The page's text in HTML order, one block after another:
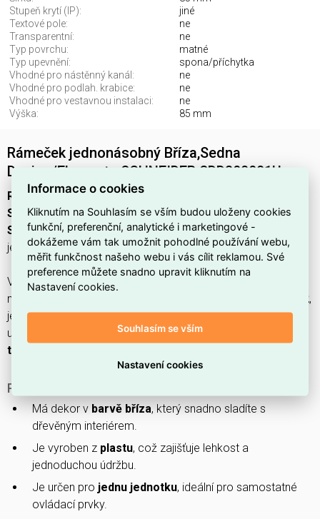
Stupeň krytí (IP):
jiné
Textové pole:
ne
Transparentní:
ne
Typ povrchu:
matné
Typ upevnění:
spona/příchytka
Vhodné pro nástěnný kanál:
ne
Vhodné pro podlah. krabice:
ne
Vhodné pro vestavnou instalaci:
ne
Výška:
85 mm
Rámeček jednonásobný Bříza,Sedna
Design/Elements SCHNEIDER SDD380801U
Rámeček jednonásobný Bříza, Sedna Design/Elements
SCHNEIDER SDD380801U (EAN: 3606487524953) z řady
Sedna / Sedna Elementsje určen pro estetické osazení
jednoho modulu a dodáván vpočtu jednotek: 1.
Vyroben ztermoplastu matným
má rozměry
mechanickou ochranu: IK02,
je
bez halogenů, vhodný proinstalaci pod omítkua
upevnění pomocí
spony/příchytky ;krycí víčko: ne
transparentní: ne
PROČ SI VYBRAT TENTO RÁMEČEK?
Má dekor v barvě bříza, který snadno sladíte s
dřevěným interiérem.
Je vyroben z plastu, což zajišťuje lehkost a
jednoduchou údržbu.
Je určen pro jednu jednotku, ideální pro samostatné
ovládací prvky.
Informace o cookies
Kliknutím na Souhlasím se vším budou uloženy cookies
funkční, preferenční, analytické i marketingové -
dokážeme vám tak umožnit pohodlné používání webu,
měřit funkčnost našeho webu i vás cílit reklamou. Své
preference můžete snadno upravit kliknutím na
Nastavení cookies.
Souhlasím se vším
Nastavení cookies